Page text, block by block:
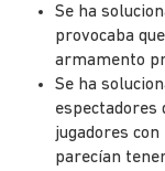
Se ha
provocaba
armamento
Se ha
espectadores
jugadores
parecían